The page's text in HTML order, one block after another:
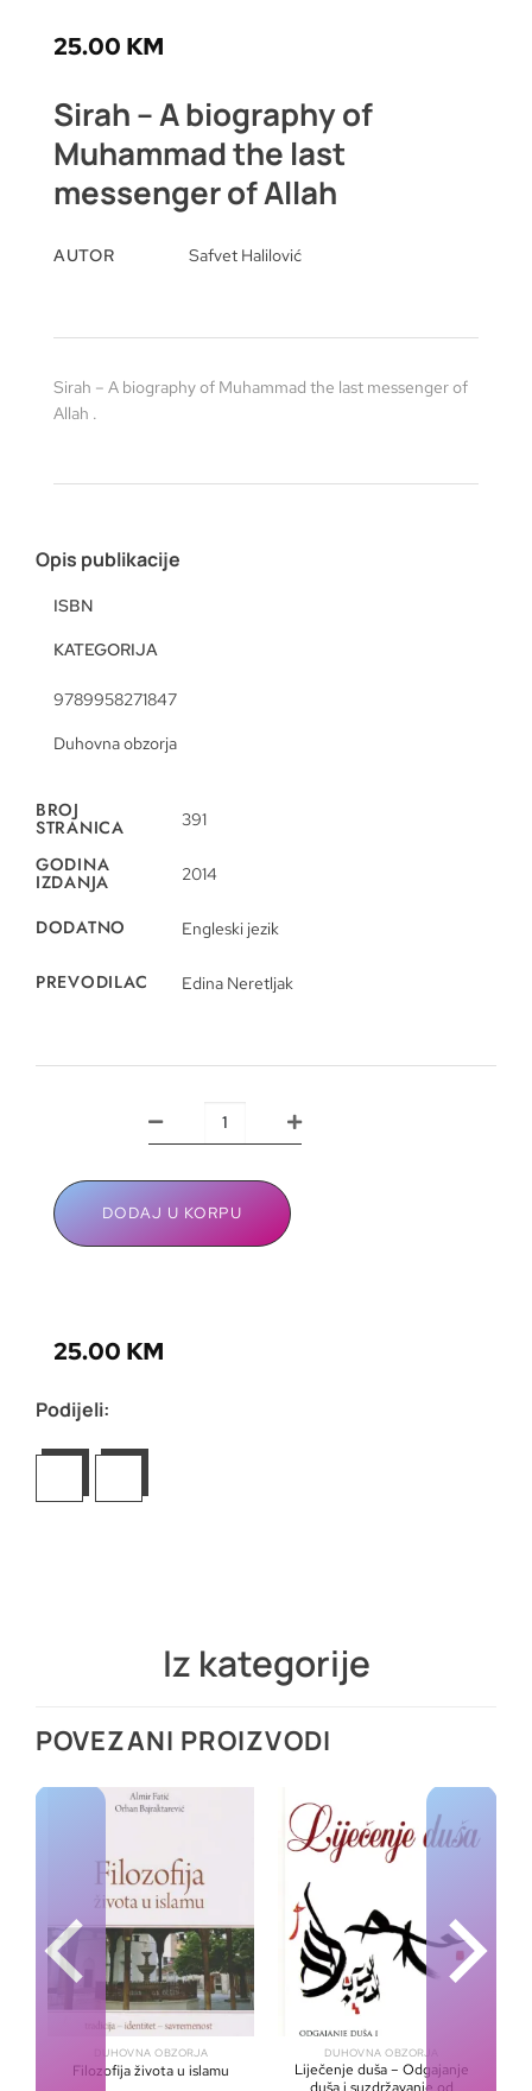
25.00 KM
Sirah – A biography of
Muhammad the last
messenger of Allah
AUTOR Safvet Halilović
Sirah – A biography of Muhammad the last messenger of
Allah .
Opis publikacije
ISBN
KATEGORIJA
9789958271847
Duhovna obzorja
BROJ
STRANICA 391
GODINA
IZDANJA 2014
DODATNO Engleski jezik
PREVODILAC Edina Neretljak
DODAJ U KORPU
25.00 KM
Podijeli:
Iz kategorije
POVEZANI PROIZVODI
DUHOVNA OBZORJA
Filozofija života u islamu
DUHOVNA OBZORJA
Liječenje duša – Odgajanje